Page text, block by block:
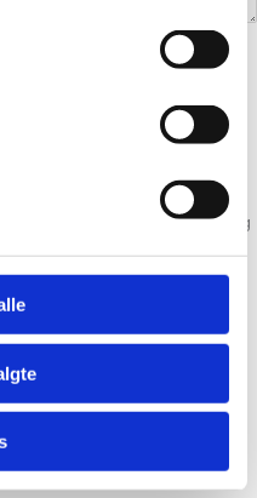
browser til næste gang jeg